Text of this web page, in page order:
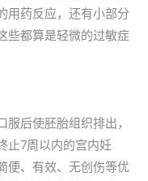
用药反应，还有小部分
些都算是轻微的过敏症
后使胚胎组织排出，
止7周以内的宫内妊
便、有效、无创伤等优